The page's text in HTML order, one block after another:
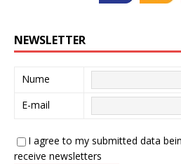
NEWSLETTER
Nume
E-mail
I agree to my submitted data
receive newsletters